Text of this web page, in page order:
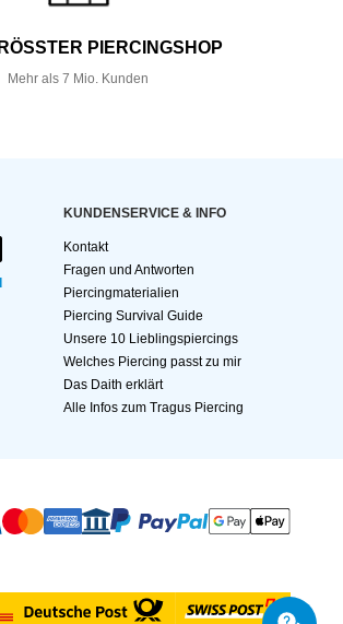
PIERCINGSHOP
Mehr als 7 Mio. Kunden
KUNDEN­SERVICE & INFO
Kontakt
Fragen und Antworten
Piercingmaterialien
Piercing Survival Guide
Unsere 10 Lieblingspiercings
Welches Piercing passt zu mir
Das Daith erklärt
Alle Infos zum Tragus Piercing